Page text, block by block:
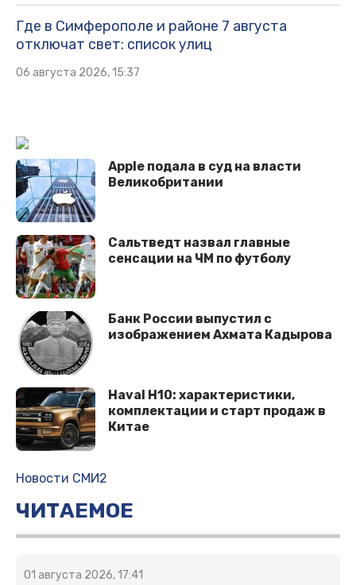
Где в Симферополе и районе 7 августа
отключат свет: список улиц
06 августа 2026, 15:37
Apple подала в суд на власти
Великобритании
Сальтведт назвал главные
сенсации на ЧМ по футболу
Банк России выпустил c
изображением Ахмата Кадырова
Haval H10: характеристики,
комплектации и старт продаж в
Китае
Новости СМИ2
ЧИТАЕМОЕ
01 августа 2026, 17:41